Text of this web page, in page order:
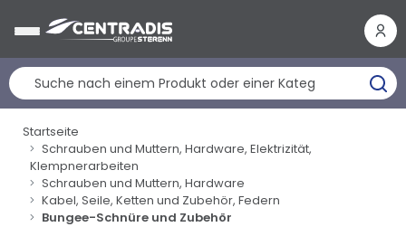
Startseite
Schrauben und Muttern, Hardware, Elektrizität,
Klempnerarbeiten
Schrauben und Muttern, Hardware
Kabel, Seile, Ketten und Zubehör, Federn
Bungee-Schnüre und Zubehör